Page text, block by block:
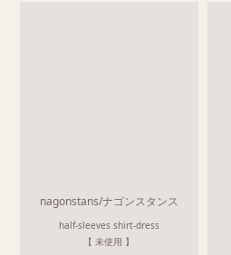
nagonstans/ナゴンスタンス
half-sleeves shirt-dress
【 未使用 】